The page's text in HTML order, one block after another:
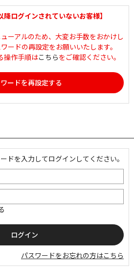
降ログインされていないお客様】
ーアルのため、大変お手数をおかけし
ードの再設定をお願いいたします。
操作手順はこちらをご確認ください。
ードを再設定する
ドを入力してログインしてください。
パスワードをお忘れの方はこちら